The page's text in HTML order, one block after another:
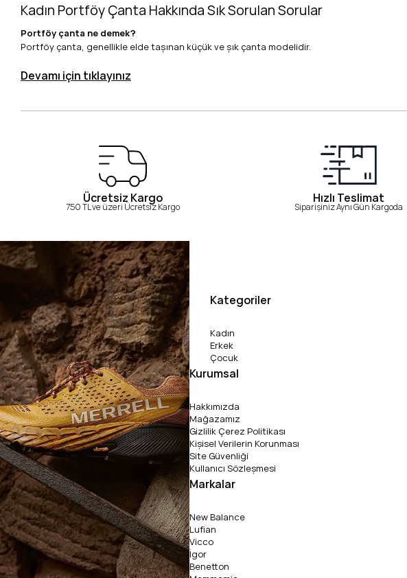
Kadın Portföy Çanta Hakkında Sık Sorulan Sorular
Portföy çanta ne demek?
Portföy çanta, genellikle elde taşınan küçük ve şık çanta modelidir.
Portföy çanta günlük kullanılır mı?
Daha çok özel günlerde tercih edilir; sade modeller günlük şık kombinlerde de kullanılabilir.
Devamı için tıklayınız
Ücretsiz Kargo
750 TL ve üzeri Ücretsiz Kargo
Hızlı Teslimat
Siparişiniz Aynı Gün Kargoda
Kategoriler
Kadın
Erkek
Çocuk
Kurumsal
Hakkımızda
Mağazamız
Gizlilik Çerez Politikası
Kişisel Verilerin Korunması
Site Güvenliği
Kullanıcı Sözleşmesi
Markalar
New Balance
Lufian
Vicco
İgor
Benetton